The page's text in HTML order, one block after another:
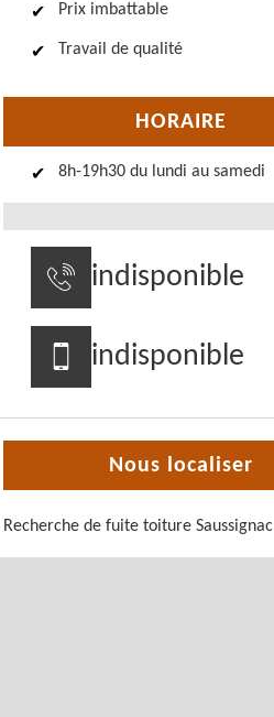
Prix imbattable
Travail de qualité
HORAIRE
8h-19h30 du lundi au samedi
indisponible
indisponible
Nous localiser
Recherche de fuite toiture Saussignac